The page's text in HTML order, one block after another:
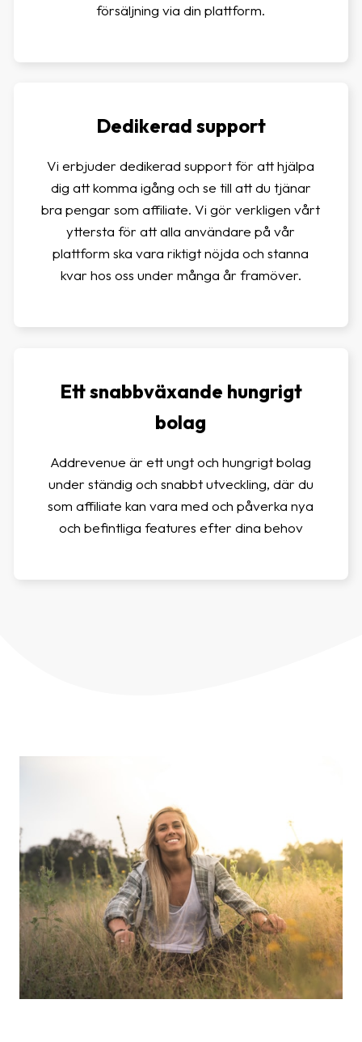
försäljning via din plattform.
Dedikerad support
Vi erbjuder dedikerad support för att hjälpa
dig att komma igång och se till att du tjänar
bra pengar som affiliate. Vi gör verkligen vårt
yttersta för att alla användare på vår
plattform ska vara riktigt nöjda och stanna
kvar hos oss under många år framöver.
Ett snabbväxande hungrigt
bolag
Addrevenue är ett ungt och hungrigt bolag
under ständig och snabbt utveckling, där du
som affiliate kan vara med och påverka nya
och befintliga features efter dina behov